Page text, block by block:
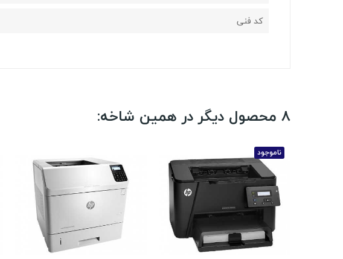
کد فنی
8 محصول دیگر در همین شاخه:
ناموجود